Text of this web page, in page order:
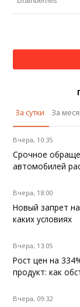
За сутки
За
Вчера, 10:35
Срочное
автомобилей
Вчера, 18:00
Новый запрет
каких условиях
Вчера, 13:05
Рост цен на
продукт: как
Вчера, 09:32